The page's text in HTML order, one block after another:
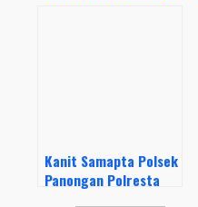
Kanit Samapta Polsek
Panongan Polresta